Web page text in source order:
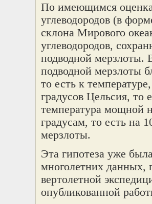
По имеющимся
углеводородов (в
склона Мирового
углеводородов,
подводной мерзлоты.
подводной мерзлоты
то есть к
градусов Цельсия, то
температура мощной
градусам, то есть на
мерзлоты.
Эта гипотеза уже
многолетних данных,
вертолетной
опубликованной